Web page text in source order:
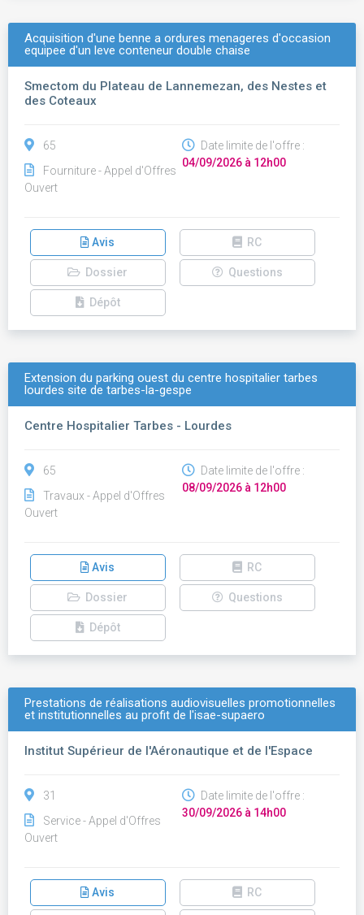
Acquisition d'une benne a ordures menageres d'occasion
equipee d'un leve conteneur double chaise
Smectom du Plateau de Lannemezan, des Nestes et
des Coteaux
65
Fourniture - Appel d'Offres
Ouvert
Date limite de l'offre :
04/09/2026 à 12h00
Avis RC
Dossier Questions
Dépôt
Extension du parking ouest du centre hospitalier tarbes
lourdes site de tarbes-la-gespe
Centre Hospitalier Tarbes - Lourdes
65
Travaux - Appel d'Offres
Ouvert
Date limite de l'offre :
08/09/2026 à 12h00
Avis RC
Dossier Questions
Dépôt
Prestations de réalisations audiovisuelles promotionnelles
et institutionnelles au profit de l'isae-supaero
Institut Supérieur de l'Aéronautique et de l'Espace
31
Service - Appel d'Offres
Ouvert
Date limite de l'offre :
30/09/2026 à 14h00
Avis RC